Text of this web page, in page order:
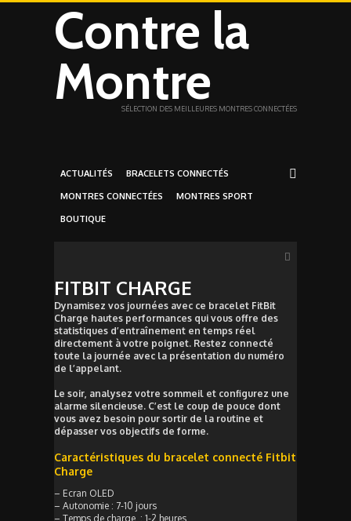
Contre la
Montre
SÉLECTION DES MEILLEURES MONTRES CONNECTÉES
ACTUALITÉS BRACELETS CONNECTÉS
MONTRES CONNECTÉES MONTRES SPORT
BOUTIQUE
FITBIT CHARGE
Dynamisez vos journées avec ce bracelet FitBit
Charge hautes performances qui vous offre des
statistiques d’entraînement en temps réel
directement à votre poignet. Restez connecté
toute la journée avec la présentation du numéro
de l’appelant.
Le soir, analysez votre sommeil et configurez une
alarme silencieuse. C’est le coup de pouce dont
vous avez besoin pour sortir de la routine et
dépasser vos objectifs de forme.
Caractéristiques du bracelet connecté Fitbit
Charge
– Ecran OLED
– Autonomie : 7-10 jours
– Temps de charge : 1-2 heures